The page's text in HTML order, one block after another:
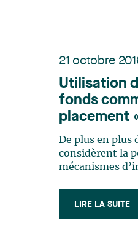
21 octobre
Utilisation
fonds
placement
les
employés
d’un REER
De plus en plus
considèrent la
mécanismes
ou dans un
l’employeur qui
LIRE LA SUITE